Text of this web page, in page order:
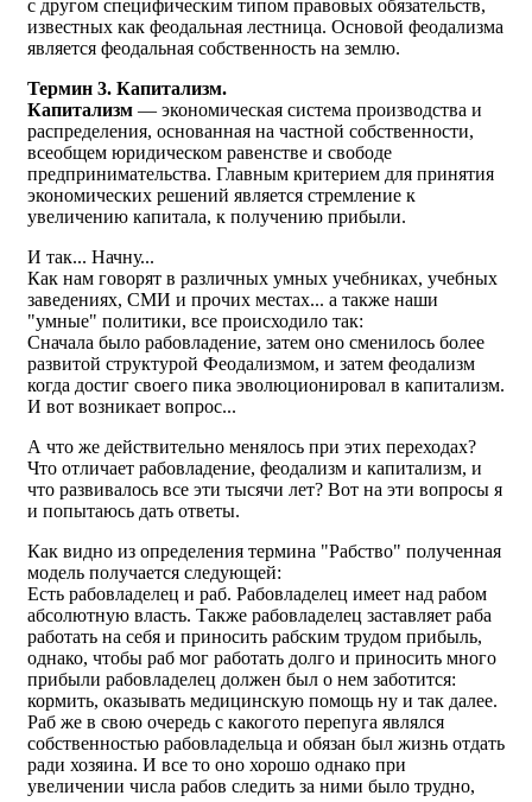
с другом специфическим типом правовых обязательств,
известных как феодальная лестница. Основой феодализма
является феодальная собственность на землю.
Термин 3. Капитализм.
Капитализм — экономическая система производства и
распределения, основанная на частной собственности,
всеобщем юридическом равенстве и свободе
предпринимательства. Главным критерием для принятия
экономических решений является стремление к
увеличению капитала, к получению прибыли.
И так... Начну...
Как нам говорят в различных умных учебниках, учебных
заведениях, СМИ и прочих местах... а также наши
"умные" политики, все происходило так:
Сначала было рабовладение, затем оно сменилось более
развитой структурой Феодализмом, и затем феодализм
когда достиг своего пика эволюционировал в капитализм.
И вот возникает вопрос...
А что же действительно менялось при этих переходах?
Что отличает рабовладение, феодализм и капитализм, и
что развивалось все эти тысячи лет? Вот на эти вопросы я
и попытаюсь дать ответы.
Как видно из определения термина "Рабство" полученная
модель получается следующей:
Есть рабовладелец и раб. Рабовладелец имеет над рабом
абсолютную власть. Также рабовладелец заставляет раба
работать на себя и приносить рабским трудом прибыль,
однако, чтобы раб мог работать долго и приносить много
прибыли рабовладелец должен был о нем заботится:
кормить, оказывать медицинскую помощь ну и так далее.
Раб же в свою очередь с какогото перепуга являлся
собственностью рабовладельца и обязан был жизнь отдать
ради хозяина. И все то оно хорошо однако при
увеличении числа рабов следить за ними было трудно,